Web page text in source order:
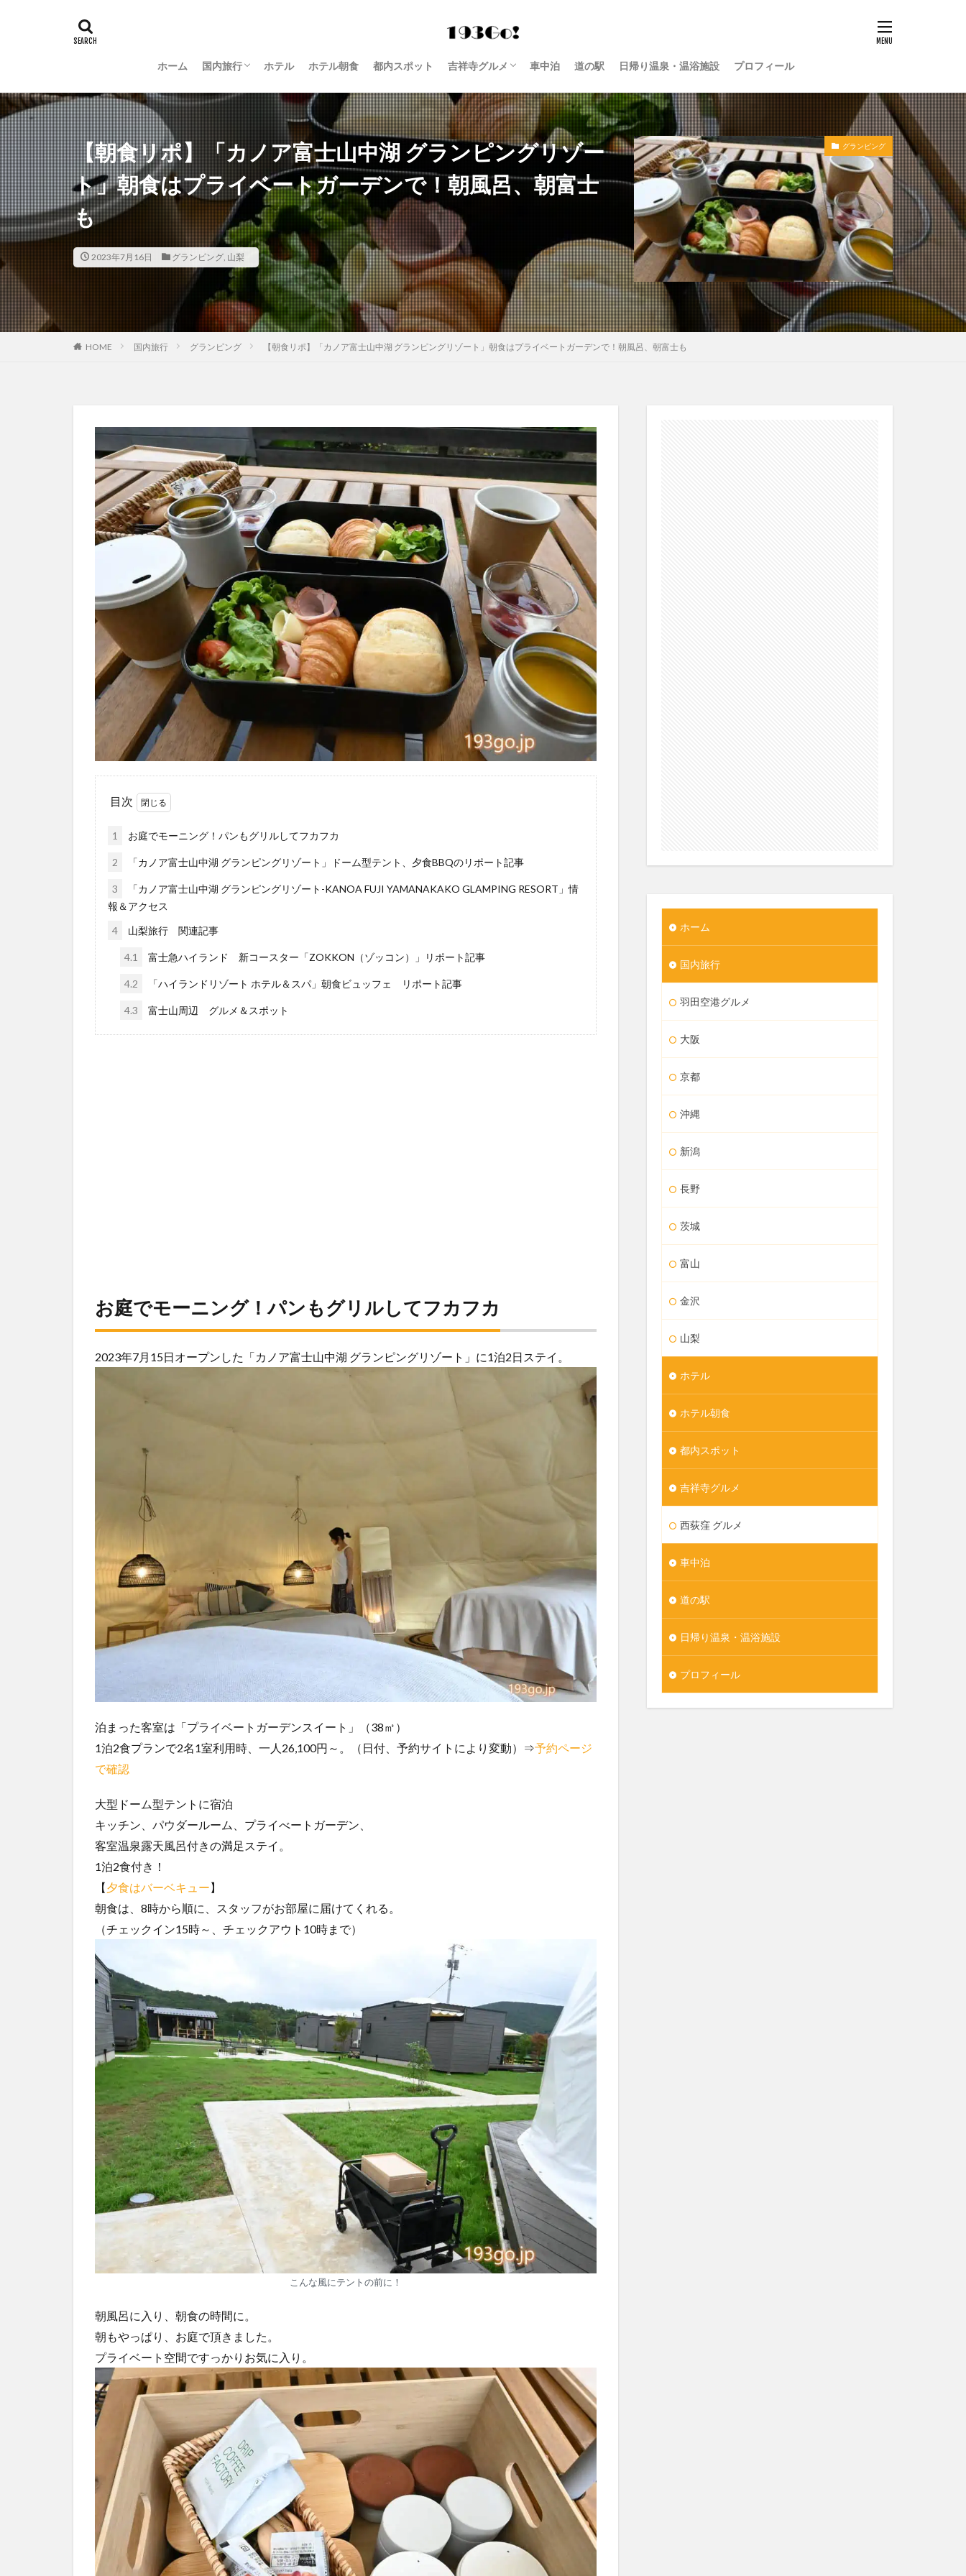
ホーム 国内旅行
羽田空港グルメ
大阪
京都
沖縄
新潟
長野
茨城
富山
金沢
山梨
ホテル ホテル朝食 都内スポット 吉祥寺グルメ
西荻窪 グルメ
車中泊 道の駅 日帰り温泉・温浴施設 プロフィール
【朝食リポ】「カノア富士山中湖 グランピングリゾー
ト」朝食はプライベートガーデンで！朝風呂、朝富士
も
2023年7月16日 グランピング, 山梨
グランピング
HOME 国内旅行 グランピング 【朝食リポ】「カノア富士山中湖 グランピングリゾート」朝食はプライベートガーデンで！朝風呂、朝富士も
目次
1 お庭でモーニング！パンもグリルしてフカフカ
2 「カノア富士山中湖 グランピングリゾート」ドーム型テント、夕食BBQのリポート記事
3
「カノア富士山中湖 グランピングリゾート-KANOA FUJI YAMANAKAKO GLAMPING RESORT」情
報＆アクセス
4
山梨旅行 関連記事
4.1 富士急ハイランド 新コースター「ZOKKON（ゾッコン）」リポート記事
4.2 「ハイランドリゾート ホテル＆スパ」朝食ビュッフェ リポート記事
4.3 富士山周辺 グルメ＆スポット
お庭でモーニング！パンもグリルしてフカフカ
2023年7月15日オープンした「カノア富士山中湖 グランピングリゾート」に1泊2日ステイ。
泊まった客室は「プライベートガーデンスイート」（38㎡）
1泊2食プランで2名1室利用時、一人26,100円～。（日付、予約サイトにより変動）⇒予約ページ
で確認
大型ドーム型テントに宿泊
キッチン、パウダールーム、プライべートガーデン、
客室温泉露天風呂付きの満足ステイ。
1泊2食付き！
【夕食はバーベキュー】
朝食は、8時から順に、スタッフがお部屋に届けてくれる。
（チェックイン15時～、チェックアウト10時まで）
こんな風にテントの前に！
朝風呂に入り、朝食の時間に。
朝もやっぱり、お庭で頂きました。
プライベート空間ですっかりお気に入り。
ホーム
国内旅行
羽田空港グルメ
大阪
京都
沖縄
新潟
長野
茨城
富山
金沢
山梨
ホテル
ホテル朝食
都内スポット
吉祥寺グルメ
西荻窪 グルメ
車中泊
道の駅
日帰り温泉・温浴施設
プロフィール